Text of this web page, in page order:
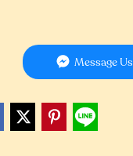
Message Us